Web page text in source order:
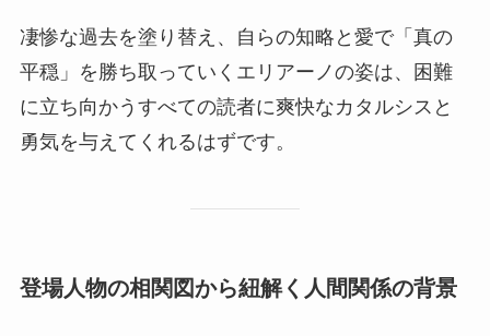
凄惨な過去を塗り替え、自らの知略と愛で「真の
平穏」を勝ち取っていくエリアーノの姿は、困難
に立ち向かうすべての読者に爽快なカタルシスと
勇気を与えてくれるはずです。
登場人物の相関図から紐解く人間関係の背景